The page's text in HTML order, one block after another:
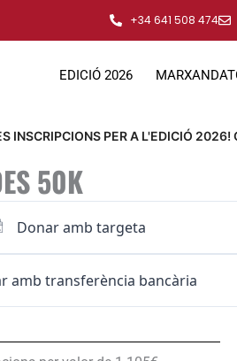
+34 641 508 474
EDICIÓ 2026
INSCRIPCIONS PER A L'EDICIÓ
50K
Donar amb targeta
amb transferència bancària